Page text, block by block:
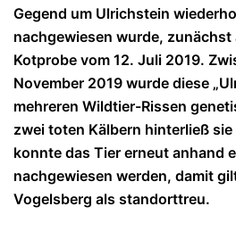
Gegend um Ulrichstein
nachgewiesen wurde, zunächst
Kotprobe vom 12. Juli 2019.
November 2019 wurde diese
mehreren Wildtier-Rissen
zwei toten Kälbern hinterließ
konnte das Tier erneut anhand
nachgewiesen werden, damit
Vogelsberg als standorttreu.